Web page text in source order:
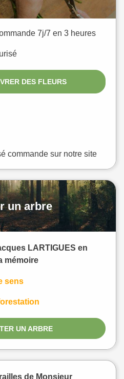
7j/7 en 3 heures
DES FLEURS
commande sur notre site
un arbre
LARTIGUES en
mémoire
sens
UN ARBRE
de Monsieur